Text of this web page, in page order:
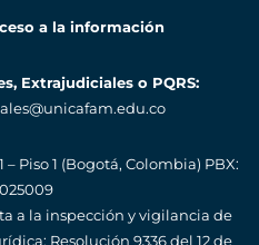
a la información
Extrajudiciales o PQRS:
– Piso 1 (Bogotá, Colombia) PBX:
a la inspección y vigilancia de
Resolución 9336 del 12 de